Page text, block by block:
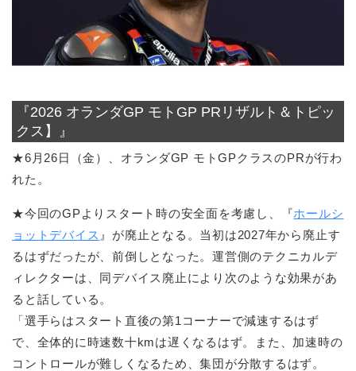
『2026 オランダGP モトGP PRリザルト＆トピッ
クス】』
★6月26日（金）、オランダGP モトGPクラスのPRが行わ
れた。
★今回のGPよりスタート時の安全面を考慮し、『ホールシ
ョットデバイス 』が廃止となる。当初は2027年から廃止す
るはずだったが、前倒しとなった。運営側のテクニカルデ
ィレクターは、同デバイス廃止により次のような効果があ
ると話している。
「選手らはスタート直後の第1コーナーで減速するはず
で、全体的に時速数十kmは遅くなるはず。また、加速時の
コントロールが難しくなるため、集団が分散するはず。